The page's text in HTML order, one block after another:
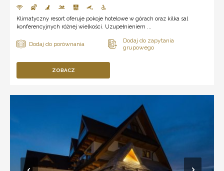
Klimatyczny resort oferuje pokoje hotelowe w górach oraz kilka sal
konferencyjnych różnej wielkości. Uzupełnieniem ...
ZOBACZ